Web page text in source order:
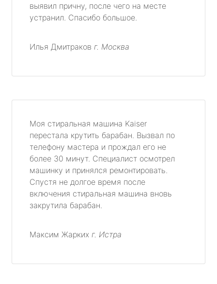
выявил причну, после чего на месте
устранил. Спасибо большое.
Илья Дмитраков г. Москва
Моя стиральная машина Kaiser
перестала крутить барабан. Вызвал по
телефону мастера и прождал его не
более 30 минут. Специалист осмотрел
машинку и принялся ремонтировать.
Спустя не долгое время после
включения стиральная машина вновь
закрутила барабан.
Максим Жарких г. Истра